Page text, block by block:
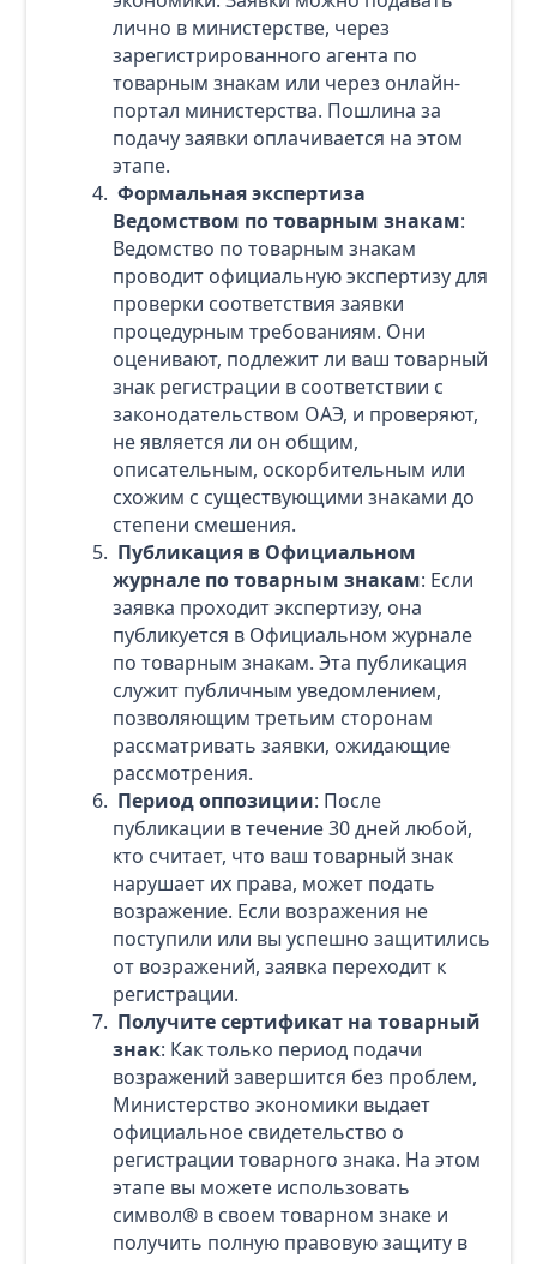
лично в министерстве, через
зарегистрированного агента по
товарным знакам или через онлайн-
портал министерства. Пошлина за
подачу заявки оплачивается на этом
этапе.
Формальная экспертиза
Ведомством по товарным знакам:
Ведомство по товарным знакам
проводит официальную экспертизу для
проверки соответствия заявки
процедурным требованиям. Они
оценивают, подлежит ли ваш товарный
знак регистрации в соответствии с
законодательством ОАЭ, и проверяют,
не является ли он общим,
описательным, оскорбительным или
схожим с существующими знаками до
степени смешения.
Публикация в Официальном
журнале по товарным знакам: Если
заявка проходит экспертизу, она
публикуется в Официальном журнале
по товарным знакам. Эта публикация
служит публичным уведомлением,
позволяющим третьим сторонам
рассматривать заявки, ожидающие
рассмотрения.
Период оппозиции: После
публикации в течение 30 дней любой,
кто считает, что ваш товарный знак
нарушает их права, может подать
возражение. Если возражения не
поступили или вы успешно защитились
от возражений, заявка переходит к
регистрации.
Получите сертификат на товарный
знак: Как только период подачи
возражений завершится без проблем,
Министерство экономики выдает
официальное свидетельство о
регистрации товарного знака. На этом
этапе вы можете использовать
символ® в своем товарном знаке и
получить полную правовую защиту в